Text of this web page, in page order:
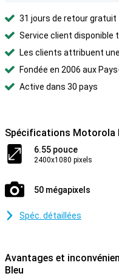
31 jours de retour gratuit
Service client disponible
Les clients attribuent
Fondée en 2006 aux
Active dans 30 pays
Spécifications Motorola
6.55 pouce
2400x1080 pixels
50 mégapixels
Spéc. détaillées
Avantages et
Bleu